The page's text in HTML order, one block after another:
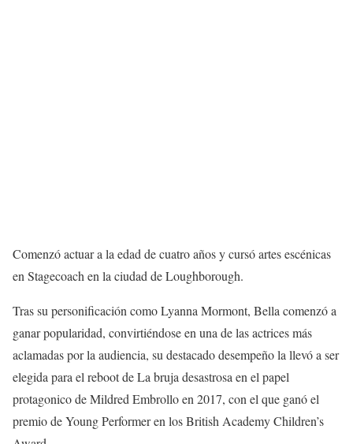
Comenzó actuar a la edad de cuatro años y cursó artes escénicas
en Stagecoach en la ciudad de Loughborough.
Tras su personificación como Lyanna Mormont, Bella comenzó a
ganar popularidad, convirtiéndose en una de las actrices más
aclamadas por la audiencia, su destacado desempeño la llevó a ser
elegida para el reboot de La bruja desastrosa en el papel
protagonico de Mildred Embrollo en 2017, con el que ganó el
premio de Young Performer en los British Academy Children’s